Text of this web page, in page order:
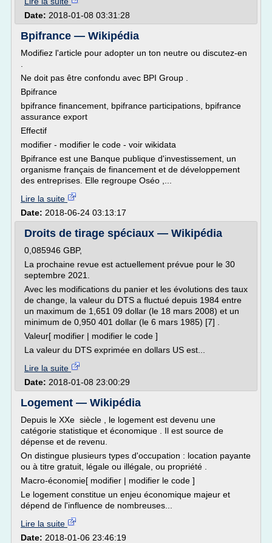
Date: 2018-01-08 03:31:28
Bpifrance — Wikipédia
Modifiez l'article pour adopter un ton neutre ou discutez-en
Ne doit pas être confondu avec BPI Group .
Bpifrance
bpifrance financement, bpifrance participations, bpifrance
assurance export
Effectif
modifier - modifier le code - voir wikidata
Bpifrance est une Banque publique d'investissement, un
organisme français de financement et de développement
des entreprises. Elle regroupe Oséo ,...
Lire la suite
Date: 2018-06-24 03:13:17
Droits de tirage spéciaux — Wikipédia
0,085946 GBP,
La prochaine revue est actuellement prévue pour le 30
septembre 2021.
Avec les modifications du panier et les évolutions des taux
de change, la valeur du DTS a fluctué depuis 1984 entre
un maximum de 1,651 09 dollar (le 18 mars 2008) et un
minimum de 0,950 401 dollar (le 6 mars 1985) [7] .
Valeur[ modifier | modifier le code ]
La valeur du DTS exprimée en dollars US est...
Lire la suite
Date: 2018-01-08 23:00:29
Logement — Wikipédia
Depuis le XXe siècle , le logement est devenu une
catégorie statistique et économique . Il est source de
dépense et de revenu.
On distingue plusieurs types d'occupation : location payante
ou à titre gratuit, légale ou illégale, ou propriété .
Macro-économie[ modifier | modifier le code ]
Le logement constitue un enjeu économique majeur et
dépend de l'influence de nombreuses...
Lire la suite
Date: 2018-01-06 23:46:19